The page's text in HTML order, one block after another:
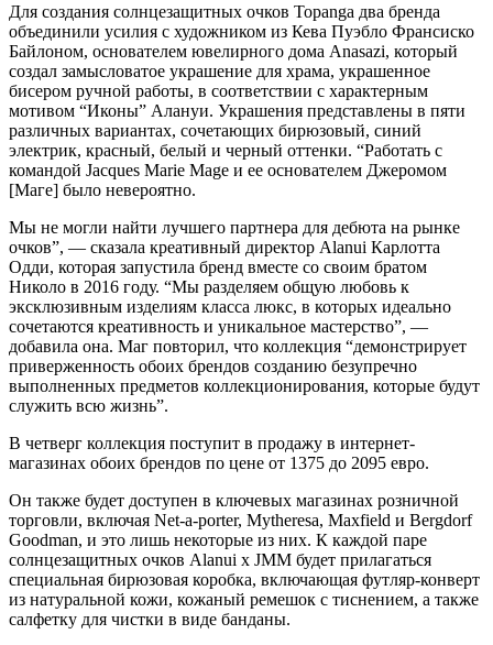
Для создания солнцезащитных очков Topanga два бренда
объединили усилия с художником из Кева Пуэбло Франсиско
Байлоном, основателем ювелирного дома Anasazi, который
создал замысловатое украшение для храма, украшенное
бисером ручной работы, в соответствии с характерным
мотивом “Иконы” Алануи. Украшения представлены в пяти
различных вариантах, сочетающих бирюзовый, синий
электрик, красный, белый и черный оттенки. “Работать с
командой Jacques Marie Mage и ее основателем Джеромом
[Маге] было невероятно.
Мы не могли найти лучшего партнера для дебюта на рынке
очков”, — сказала креативный директор Alanui Карлотта
Одди, которая запустила бренд вместе со своим братом
Николо в 2016 году. “Мы разделяем общую любовь к
эксклюзивным изделиям класса люкс, в которых идеально
сочетаются креативность и уникальное мастерство”, —
добавила она. Маг повторил, что коллекция “демонстрирует
приверженность обоих брендов созданию безупречно
выполненных предметов коллекционирования, которые будут
служить всю жизнь”.
В четверг коллекция поступит в продажу в интернет-
магазинах обоих брендов по цене от 1375 до 2095 евро.
Он также будет доступен в ключевых магазинах розничной
торговли, включая Net-a-porter, Mytheresa, Maxfield и Bergdorf
Goodman, и это лишь некоторые из них. К каждой паре
солнцезащитных очков Alanui x JMM будет прилагаться
специальная бирюзовая коробка, включающая футляр-конверт
из натуральной кожи, кожаный ремешок с тиснением, а также
салфетку для чистки в виде банданы.